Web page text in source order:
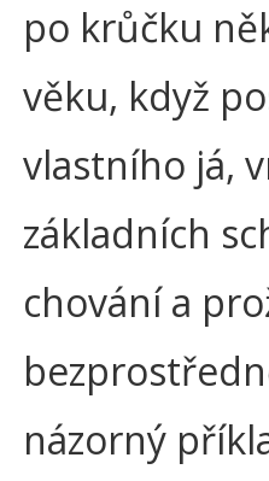
po krůčku
věku, když
vlastního já,
základních
chování a
názorný